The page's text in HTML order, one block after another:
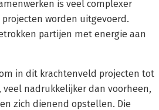
is veel complexer
worden uitgevoerd.
partijen met energie aan
in dit krachtenveld projecten tot
nadrukkelijker dan voorheen,
zich dienend opstellen. Die